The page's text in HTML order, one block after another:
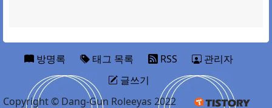
방명록 태그 목록 RSS
관리자
글쓰기
Copyright © Dang-Gun Roleeyas 2022